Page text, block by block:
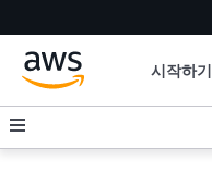
시작하기